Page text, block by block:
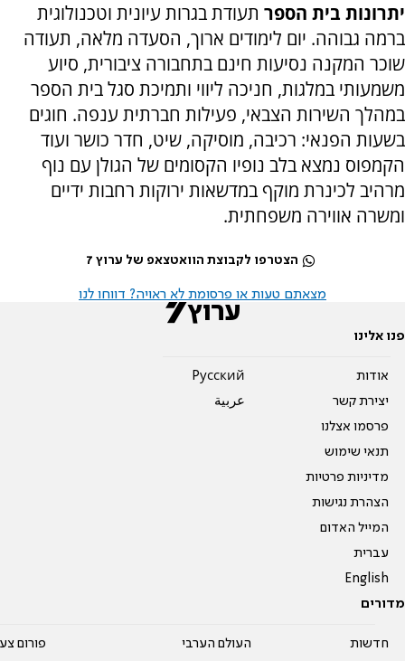
יתרונות בית הספר תעודת בגרות עיונית וטכנולוגית
ברמה גבוהה. יום לימודים ארוך, הסעדה מלאה, תעודה
שוכר המקנה נסיעות חינם בתחבורה ציבורית, סיוע
משמעותי במלגות, חניכה ליווי ותמיכת סגל בית הספר
במהלך השירות הצבאי, פעילות חברתית ענפה. חוגים
בשעות הפנאי: רכיבה, מוסיקה, שיט, חדר כושר ועוד
הקמפוס נמצא בלב נופיו הקסומים של הגולן עם נוף
מרהיב לכינרת מוקף במדשאות ירוקות רחבות ידיים
ומשרה אווירה משפחתית.
הצטרפו לקבוצת הוואטצאפ של ערוץ 7
מצאתם טעות או פרסומת לא ראויה? דווחו לנו
פנו אלינו
אודות
יצירת קשר
פרסמו אצלנו
תנאי שימוש
מדיניות פרטיות
הצהרת נגישות
המייל האדום
עברית
English
Pусский
عربية
מדורים
חדשות העולם הערבי פורום